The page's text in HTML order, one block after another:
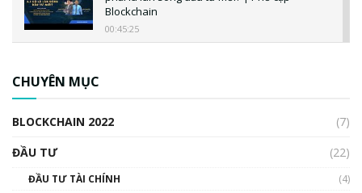
Blockchain
00:45:25
00:02:14
CHUYÊN MỤC
BLOCKCHAIN 2022
(7)
ĐẦU TƯ
(22)
ĐẦU TƯ TÀI CHÍNH
(4)